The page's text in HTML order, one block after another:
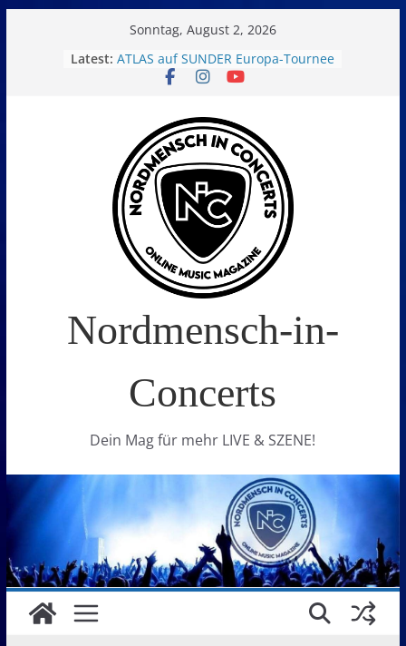
Sonntag, August 2, 2026
Latest: ATLAS auf SUNDER Europa-Tournee
Oelde Open Air 2026
Metal und Camping in
Freißenbüttel (Ausverkauft!)
FEED THE SICKNESS im Interview
I Prevail – Violent Nature Europe
Tour
Nordmensch-in-
Concerts
Dein Mag für mehr LIVE & SZENE!